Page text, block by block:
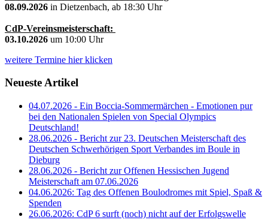
08.09.2026 in Dietzenbach, ab 18:30 Uhr
CdP-Vereinsmeisterschaft:
03.10.2026 um 10:00 Uhr
weitere Termine hier klicken
Neueste Artikel
04.07.2026 - Ein Boccia-Sommermärchen - Emotionen pur
bei den Nationalen Spielen von Special Olympics
Deutschland!
28.06.2026 - Bericht zur 23. Deutschen Meisterschaft des
Deutschen Schwerhörigen Sport Verbandes im Boule in
Dieburg
28.06.2026 - Bericht zur Offenen Hessischen Jugend
Meisterschaft am 07.06.2026
04.06.2026: Tag des Offenen Boulodromes mit Spiel, Spaß &
Spenden
26.06.2026: CdP 6 surft (noch) nicht auf der Erfolgswelle